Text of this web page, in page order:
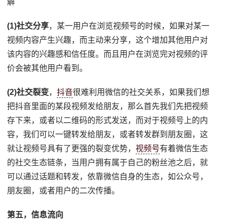
(1)社交分享，某一用户在浏览视频号的时候，如果对某一
视频内容产生兴趣，而主动来分享，这个增加其他用户对
该内容的兴趣感和信任度。而且用户在浏览完对视频的评
价会被其他用户看到。
(2)社交裂变，抖音很难利用微信的社交关系，如果我们想
把抖音里面的某段视频发给朋友，那么首先我们先把视频
存下来，或者以二维码的形式发送，而对于视频号上的内
容，我们可以一键转发给朋友，或者转发群到朋友圈，这
就让视频号具有了更强的裂变优势，视频号有着微信生态
的社交生态链条，当用户拥有属于自己的粉丝池之后，就
可以通过话题和转发，依靠微信自身的生态，如公众号，
朋友圈，或者用户的二次传播。
第五，信息流向